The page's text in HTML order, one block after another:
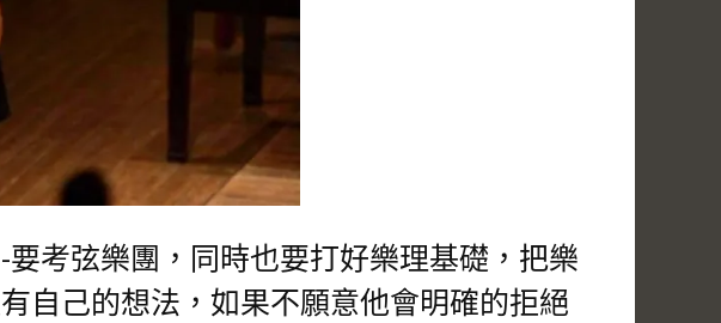
考弦樂團，同時也要打好樂理基礎，把樂
自己的想法，如果不願意他會明確的拒絕